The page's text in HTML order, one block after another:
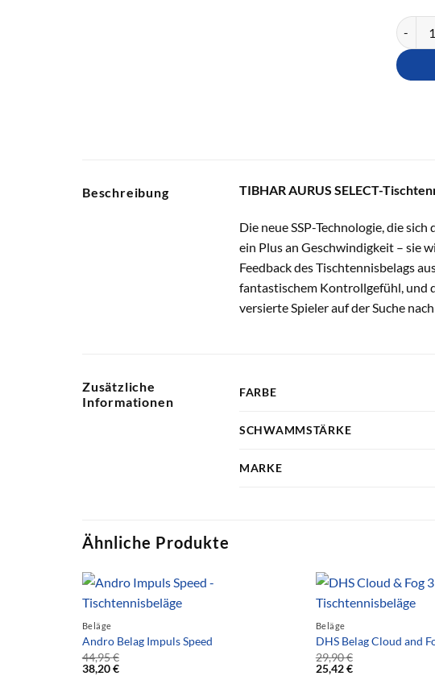
Beschreibung TIBHAR AURUS SELECT-
Die neue SSP-Technologie, die
ein Plus an Geschwindigkeit – sie
Feedback des Tischtennisbelags
fantastischem Kontrollgefühl, und
versierte Spieler auf der Suche
Zusätzliche
Informationen
FARBE
SCHWAMMSTÄRKE
MARKE
Ähnliche Produkte
Beläge
Andro Belag Impuls Speed
44,95€
38,20€
Beläge
DHS Belag Cloud and
29,90€
25,42€